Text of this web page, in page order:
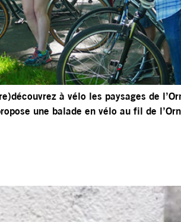
à vélo les paysages de
une balade en vélo au fil de